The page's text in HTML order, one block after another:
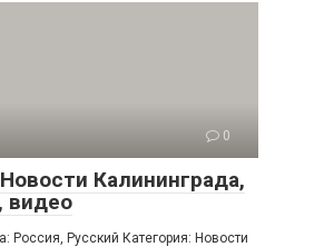
0
Новости Калининграда,
видео
Россия, Русский Категория: Новости